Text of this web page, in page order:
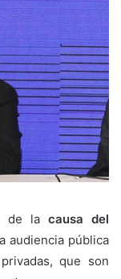
de la causa del
audiencia pública
que son